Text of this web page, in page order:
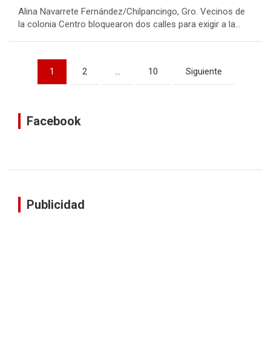
Alina Navarrete Fernández/Chilpancingo, Gro. Vecinos de
la colonia Centro bloquearon dos calles para exigir a la…
Navegación
1 2 … 10 Siguiente
Facebook
Publicidad